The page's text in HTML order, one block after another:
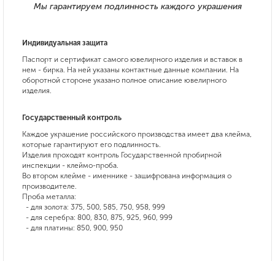
Мы гарантируем подлинность каждого украшения
Индивидуальная защита
Паспорт и сертификат самого ювелирного изделия и вставок в
нем - бирка. На ней указаны контактные данные компании. На
оборотной стороне указано полное описание ювелирного
изделия.
Государственный контроль
Каждое украшение российского производства имеет два клейма,
которые гарантируют его подлинность.
Изделия проходят контроль Государственной пробирной
инспекции - клеймо-проба.
Во втором клейме - именнике - зашифрована информация о
производителе.
Проба металла:
- для золота: 375, 500, 585, 750, 958, 999
- для серебра: 800, 830, 875, 925, 960, 999
- для платины: 850, 900, 950